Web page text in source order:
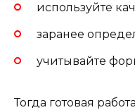
используйте
заранее
учитывайте
Тогда готовая